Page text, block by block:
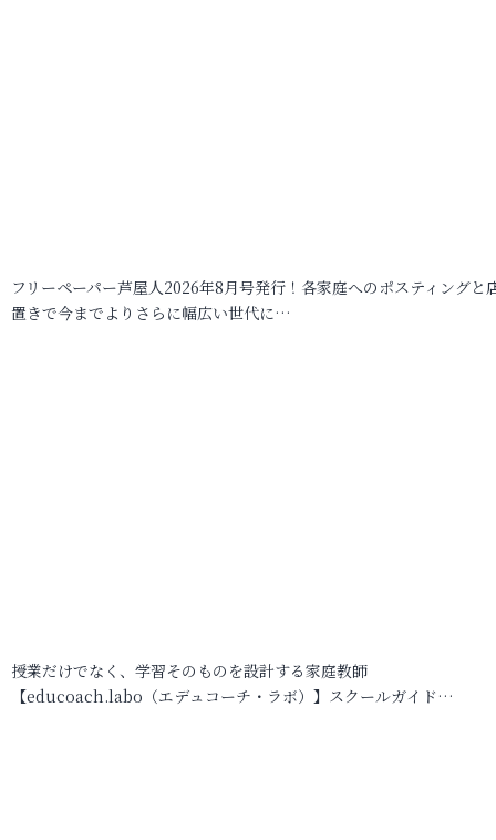
フリーペーパー芦屋人2026年8月号発行！各家庭へのポスティングと
置きで今までよりさらに幅広い世代に…
授業だけでなく、学習そのものを設計する家庭教師
【educoach.labo（エデュコーチ・ラボ）】スクールガイド…